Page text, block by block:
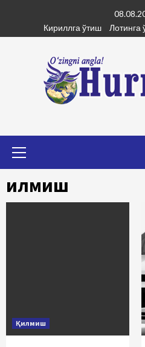
content
Кириллга ўтиш
Лотинга
Қилмиш
Қилмиш